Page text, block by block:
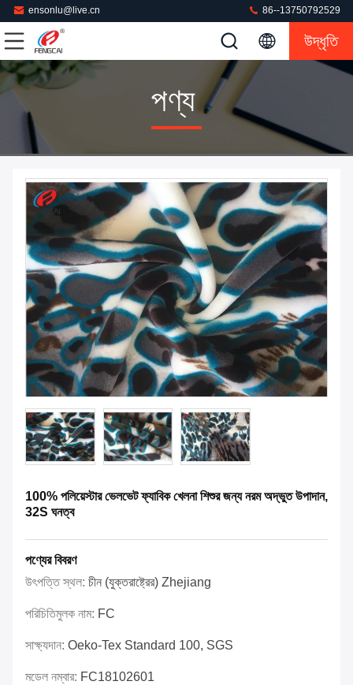
ensonlu@live.cn 86--13750792529
উদ্ধৃতি
পণ্য
100% পলিয়েস্টার ভেলভেট ফ্যাবিক খেলনা শিশুর জন্য নরম অদ্ভুত উপাদান,
32S ঘনত্ব
পণ্যের বিবরণ
উৎপত্তি স্থল: চীন (যুক্তরাষ্ট্রের) Zhejiang
পরিচিতিমুলক নাম: FC
সাক্ষ্যদান: Oeko-Tex Standard 100, SGS
মডেল নম্বার: FC18102601